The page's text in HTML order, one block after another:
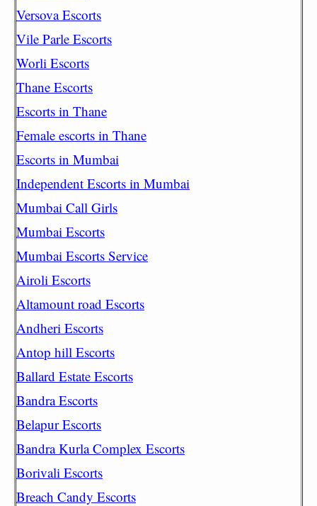
Versova Escorts
Vile Parle Escorts
Worli Escorts
Thane Escorts
Escorts in Thane
Female escorts in Thane
Escorts in Mumbai
Independent Escorts in Mumbai
Mumbai Call Girls
Mumbai Escorts
Mumbai Escorts Service
Airoli Escorts
Altamount road Escorts
Andheri Escorts
Antop hill Escorts
Ballard Estate Escorts
Bandra Escorts
Belapur Escorts
Bandra Kurla Complex Escorts
Borivali Escorts
Breach Candy Escorts